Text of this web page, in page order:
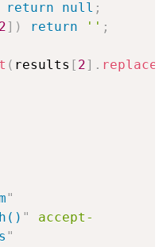
return null ;
2] ) return '' ;
( results [ 2] . replace
"
"
accept-
"